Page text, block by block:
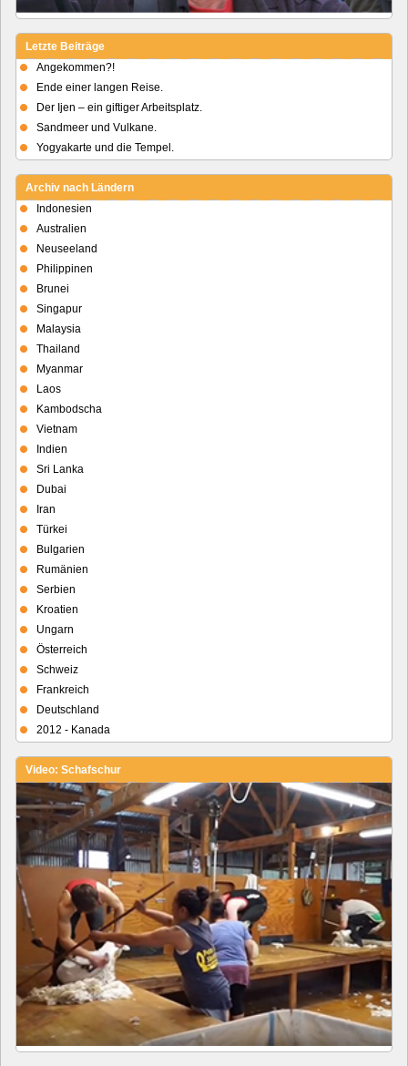
Letzte Beiträge
Angekommen?!
Ende einer langen Reise.
Der Ijen – ein giftiger Arbeitsplatz.
Sandmeer und Vulkane.
Yogyakarte und die Tempel.
Archiv nach Ländern
Indonesien
Australien
Neuseeland
Philippinen
Brunei
Singapur
Malaysia
Thailand
Myanmar
Laos
Kambodscha
Vietnam
Indien
Sri Lanka
Dubai
Iran
Türkei
Bulgarien
Rumänien
Serbien
Kroatien
Ungarn
Österreich
Schweiz
Frankreich
Deutschland
2012 - Kanada
Video: Schafschur